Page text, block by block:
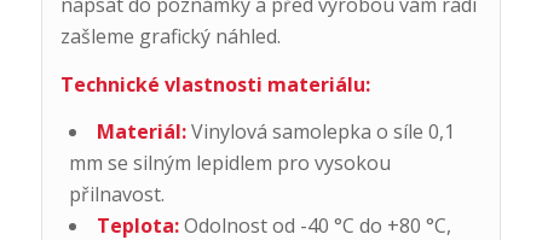
zašleme grafický náhled.
Technické vlastnosti materiálu:
Materiál:Vinylová samolepka o síle 0,1
mm se silným lepidlem pro vysokou
přilnavost.
Teplota:Odolnost od -40 °C do +80 °C,